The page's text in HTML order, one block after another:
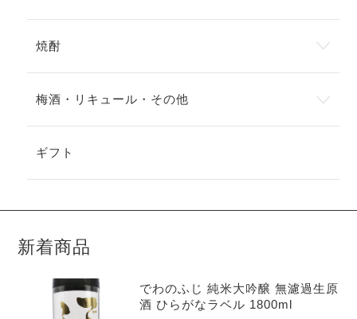
焼酎
梅酒・リキュール・その他
ギフト
新着商品
でわのふじ 純米大吟醸 無濾過生原
酒 ひらがなラベル 1800ml